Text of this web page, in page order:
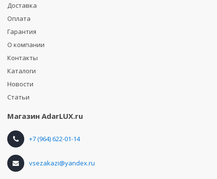
Доставка
Оплата
Гарантия
О компании
Контакты
Каталоги
Новости
Статьи
Магазин AdarLUX.ru
+7 (964) 622-01-14
vsezakazi@yandex.ru